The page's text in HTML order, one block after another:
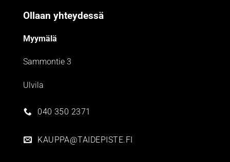
Ollaan yhteydessä
Myymälä
Sammontie 3
Ulvila
040 350 2371
KAUPPA@TAIDEPISTE.FI